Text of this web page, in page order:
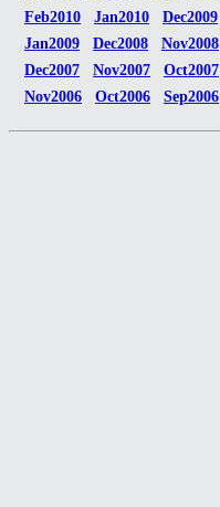
Feb2010
Jan2010 Dec2009
Jan2009
Dec2008 Nov2008
Dec2007
Nov2007 Oct2007
Nov2006
Oct2006 Sep2006